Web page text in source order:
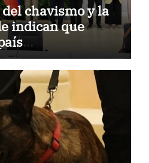
chavismo y la
indican que
los avances